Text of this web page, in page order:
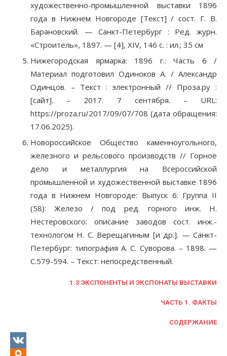
художественно-промышленной выставки 1896
года в Нижнем Новгороде [Текст] / сост. Г. В.
Барановский. — Санкт-Петербург : Ред. журн.
«Строитель», 1897. — [4], XIV, 146 с. : ил.; 35 см
Нижегородская ярмарка: 1896 г.: Часть 6 /
Материал подготовил Одиноков А. / Александр
Одинцов. – Текст : электронный // Проза.ру :
[сайт]. – 2017. 7 сентября. – URL:
https://proza.ru/2017/09/07/708 (дата обращения:
17.06.2025).
Новороссийское Общество каменноугольного,
железного и рельсового производств // Горное
дело и металлургия на Всероссийской
промышленной и художественной выставке 1896
года в Нижнем Новгороде: Выпуск 6: Группа II
(58): Железо / под ред. горного инж. Н.
Нестеровского: описание заводов сост. инж.-
технологом Н. С. Верещагиным [и др.]. — Санкт-
Петербург: типография А. С. Суворова. – 1898. —
С.579-594. – Текст: непосредственный.
1.3 ЭКСПОНЕНТЫ И ЭКСПОНАТЫ ВЫСТАВКИ
ЧАСТЬ 1. ФАКТЫ
СОДЕРЖАНИЕ